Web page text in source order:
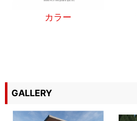
カラー
GALLERY